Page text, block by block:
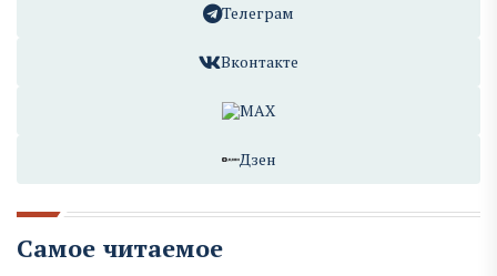
Телеграм
Вконтакте
MAX
Дзен
Самое читаемое